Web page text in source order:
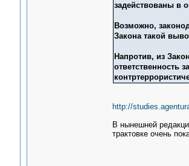
задействованы в
Возможно,
Закона такой
Напротив, из
ответственность
http://
В нынешней
трактовке очень